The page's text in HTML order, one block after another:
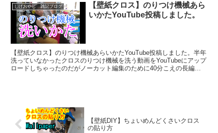
しげおやじ 雑記ブログ
【壁紙クロス】のりつけ機械あら
いかたYouTube投稿しました。
【壁紙クロス】のりつけ機械あらいかたYouTube投稿しました。半年
洗っていなかったクロスのりつけ機械を洗う動画をYouTubeにアップ
ロードしちゃったのだがノーカット編集のために40分こえの長編に
【壁紙DIY】ちょいめんどくさいクロス
の貼り方